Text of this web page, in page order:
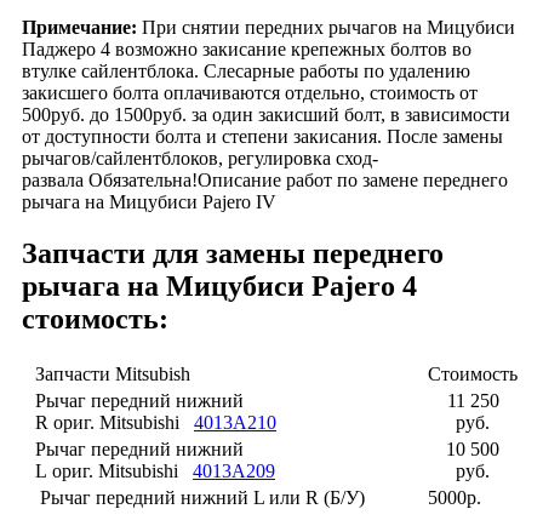
Примечание: При снятии передних рычагов на Мицубиси
Паджеро 4 возможно закисание крепежных болтов во
втулке сайлентблока. Cлесарные работы по удалению
закисшего болта оплачиваются отдельно, стоимость от
500руб. до 1500руб. за один закисший болт, в зависимости
от доступности болта и степени закисания. После замены
рычагов/сайлентблоков, регулировка сход-
развала Обязательна!Описание работ по замене переднего
рычага на Мицубиси Pajero IV
Запчасти для замены переднего
рычага на Мицубиси Pajero 4
стоимость:
Запчасти Mitsubish
Cтоимость
Рычаг передний нижний
R ориг. Mitsubishi 4013A210
11 250
руб.
Рычаг передний нижний
L ориг. Mitsubishi 4013A209
10 500
руб.
Рычаг передний нижний L или R (Б/У)
5000р.